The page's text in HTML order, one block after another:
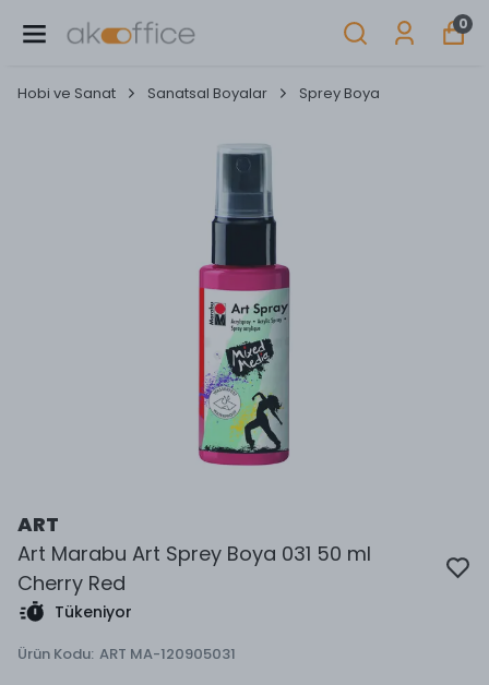
0
Hobi ve Sanat Sanatsal Boyalar Sprey Boya
ART
Art Marabu Art Sprey Boya 031 50 ml
Cherry Red
Tükeniyor
Ürün Kodu: ART MA-120905031